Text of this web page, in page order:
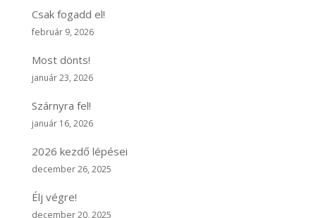
Csak fogadd el!
február 9, 2026
Most dönts!
január 23, 2026
Szárnyra fel!
január 16, 2026
2026 kezdő lépései
december 26, 2025
Élj végre!
december 20, 2025